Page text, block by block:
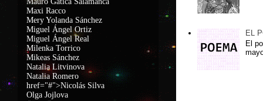
EL
El
Maxi Racco
Mery Yolanda Sánchez
Miguel Ángel Ortiz
Miguel Ángel Real
Milenka Torrico
Mikeas Sánchez
Natalia Litvinova
Natalia Romero
href="#">Nicolás Silva
Olga Jojlova